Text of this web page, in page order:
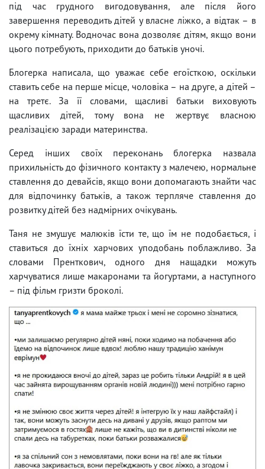
під час грудного вигодовування, але після його
завершення переводить дітей у власне ліжко, а відтак – в
окрему кімнату. Водночас вона дозволяє дітям, якщо вони
цього потребують, приходити до батьків уночі.
Блогерка написала, що уважає себе егоїсткою, оскільки
ставить себе на перше місце, чоловіка – на друге, а дітей –
на третє. За її словами, щасливі батьки виховують
щасливих дітей, тому вона не жертвує власною
реалізацією заради материнства.
Серед інших своїх переконань блогерка назвала
прихильність до фізичного контакту з малечею, нормальне
ставлення до девайсів, якщо вони допомагають знайти час
для відпочинку батьків, а також терпляче ставлення до
розвитку дітей без надмірних очікувань.
Таня не змушує малюків їсти те, що їм не подобається, і
ставиться до їхніх харчових уподобань поблажливо. За
словами Пренткович, одного дня нащадки можуть
харчуватися лише макаронами та йогуртами, а наступного
– під фільм гризти броколі.